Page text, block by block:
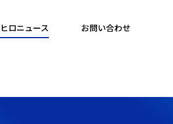
ロニュース お問い合わせ